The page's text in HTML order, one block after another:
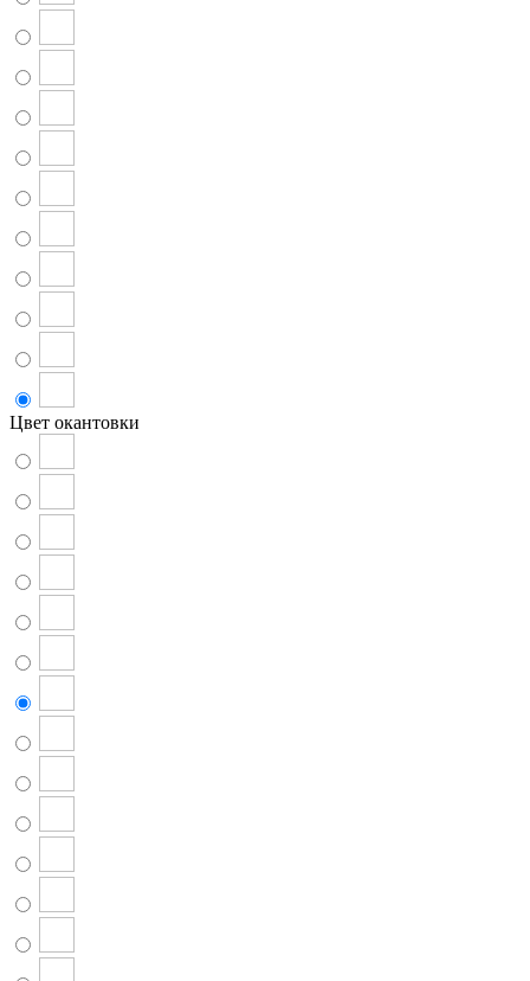
Цвет окантовки